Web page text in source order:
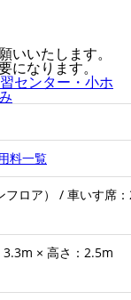
いいたします。
になります。
センター・小ホ
料一覧
フロア） / 車いす席
× 高さ：2.5m